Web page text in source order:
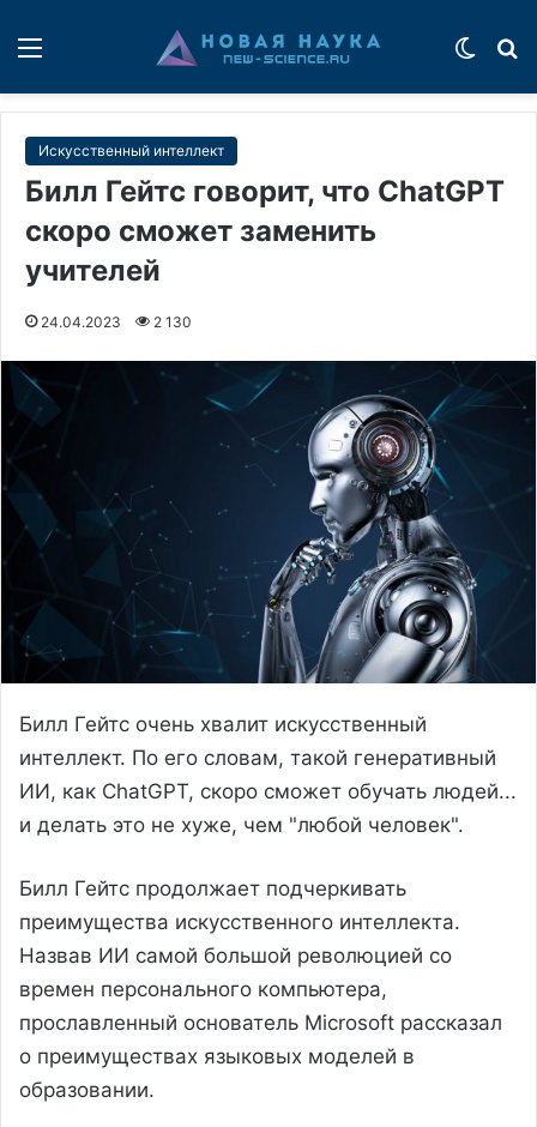
Искусственный интеллект
Билл Гейтс говорит, что ChatGPT
скоро сможет заменить
учителей
24.04.2023 2 130
Билл Гейтс очень хвалит искусственный
интеллект. По его словам, такой генеративный
ИИ, как ChatGPT, скоро сможет обучать людей...
и делать это не хуже, чем "любой человек".
Билл Гейтс продолжает подчеркивать
преимущества искусственного интеллекта.
Назвав ИИ самой большой революцией со
времен персонального компьютера,
прославленный основатель Microsoft рассказал
о преимуществах языковых моделей в
образовании.